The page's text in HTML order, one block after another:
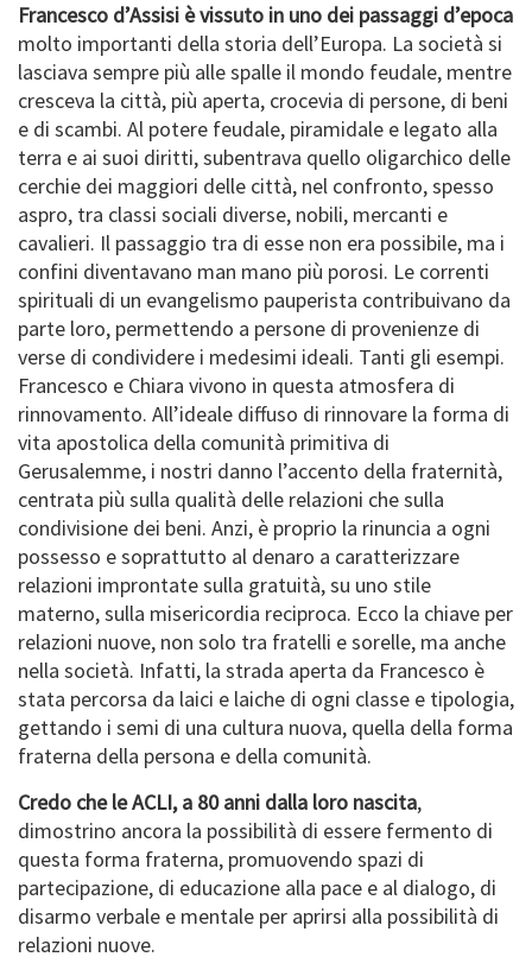
Francesco d’Assisi è vissuto in uno dei passaggi d’epoca
molto importanti della storia dell’Europa. La società si
lasciava sempre più alle spalle il mondo feudale, mentre
cresceva la città, più aperta, crocevia di persone, di beni
e di scambi. Al potere feudale, piramidale e legato alla
terra e ai suoi diritti, subentrava quello oligarchico delle
cerchie dei maggiori delle città, nel confronto, spesso
aspro, tra classi sociali diverse, nobili, mercanti e
cavalieri. Il passaggio tra di esse non era possibile, ma i
confini diventavano man mano più porosi. Le correnti
spirituali di un evangelismo pauperista contribuivano da
parte loro, permettendo a persone di provenienze di
verse di condividere i medesimi ideali. Tanti gli esempi.
Francesco e Chiara vivono in questa atmosfera di
rinnovamento. All’ideale diffuso di rinnovare la forma di
vita apostolica della comunità primitiva di
Gerusalemme, i nostri danno l’accento della fraternità,
centrata più sulla qualità delle relazioni che sulla
condivisione dei beni. Anzi, è proprio la rinuncia a ogni
possesso e soprattutto al denaro a caratterizzare
relazioni improntate sulla gratuità, su uno stile
materno, sulla misericordia reciproca. Ecco la chiave per
relazioni nuove, non solo tra fratelli e sorelle, ma anche
nella società. Infatti, la strada aperta da Francesco è
stata percorsa da laici e laiche di ogni classe e tipologia,
gettando i semi di una cultura nuova, quella della forma
fraterna della persona e della comunità.
Credo che le ACLI, a 80 anni dalla loro nascita,
dimostrino ancora la possibilità di essere fermento di
questa forma fraterna, promuovendo spazi di
partecipazione, di educazione alla pace e al dialogo, di
disarmo verbale e mentale per aprirsi alla possibilità di
relazioni nuove.